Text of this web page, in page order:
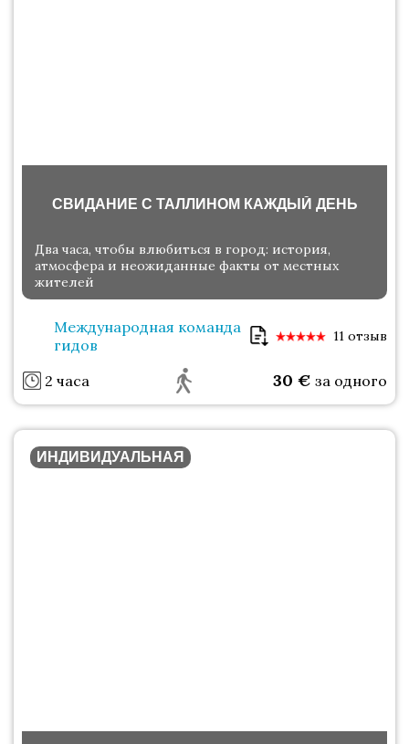
СВИДАНИЕ С ТАЛЛИНОМ КАЖДЫЙ ДЕНЬ
Два часа, чтобы влюбиться в город: история,
атмосфера и неожиданные факты от местных
жителей
Международная команда
гидов
11 отзыв
2 часа 30 € за одного
ИНДИВИДУАЛЬНАЯ